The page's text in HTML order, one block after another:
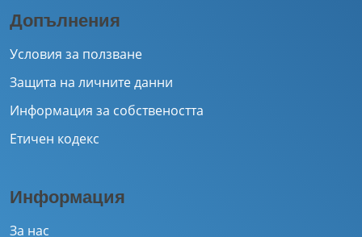
Допълнения
Условия за ползване
Защита на личните данни
Информация за собствеността
Етичен кодекс
Информация
За нас